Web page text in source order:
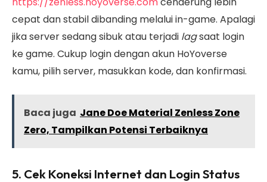
cepat dan stabil dibanding melalui in-game. Apalagi
jika server sedang sibuk atau terjadi lagsaat login
ke game. Cukup login dengan akun HoYoverse
kamu, pilih server, masukkan kode, dan konfirmasi.
Baca juga Jane Doe Material Zenless Zone
Zero, Tampilkan Potensi Terbaiknya
5. Cek Koneksi Internet dan Login Status